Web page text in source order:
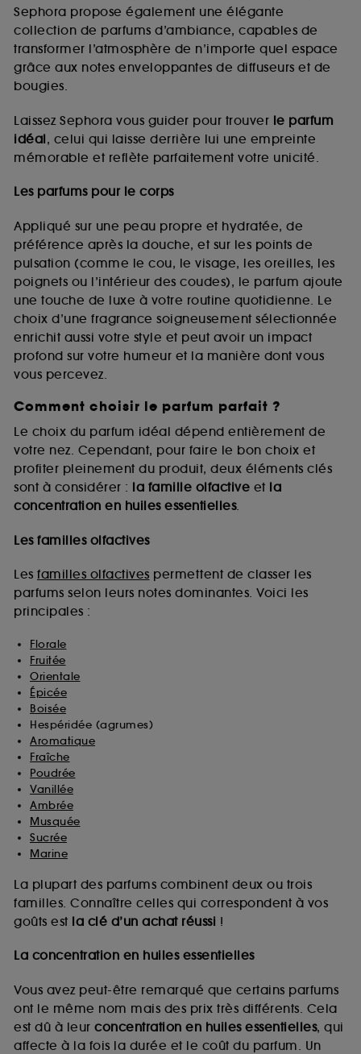
Sephora propose également une élégante
collection de parfums d’ambiance, capables de
transformer l’atmosphère de n’importe quel espace
grâce aux notes enveloppantes de diffuseurs et de
bougies.
Laissez Sephora vous guider pour trouver le parfum
idéal, celui qui laisse derrière lui une empreinte
mémorable et reflète parfaitement votre unicité.
Les parfums pour le corps
Appliqué sur une peau propre et hydratée, de
préférence après la douche, et sur les points de
pulsation (comme le cou, le visage, les oreilles, les
poignets ou l’intérieur des coudes), le parfum ajoute
une touche de luxe à votre routine quotidienne. Le
choix d’une fragrance soigneusement sélectionnée
enrichit aussi votre style et peut avoir un impact
profond sur votre humeur et la manière dont vous
vous percevez.
Comment choisir le parfum parfait ?
Le choix du parfum idéal dépend entièrement de
votre nez. Cependant, pour faire le bon choix et
profiter pleinement du produit, deux éléments clés
sont à considérer : la famille olfactive et la
concentration en huiles essentielles.
Les familles olfactives
Les familles olfactives permettent de classer les
parfums selon leurs notes dominantes. Voici les
principales :
Florale
Fruitée
Orientale
Épicée
Boisée
Hespéridée (agrumes)
Aromatique
Fraîche
Poudrée
Vanillée
Ambrée
Musquée
Sucrée
Marine
La plupart des parfums combinent deux ou trois
familles. Connaître celles qui correspondent à vos
goûts est la clé d’un achat réussi !
La concentration en huiles essentielles
Vous avez peut-être remarqué que certains parfums
ont le même nom mais des prix très différents. Cela
est dû à leur concentration en huiles essentielles, qui
affecte à la fois la durée et le coût du parfum. Un
de vous plaire via des publicités, y compris sur des
sites tiers et sur les réseaux sociaux, sur la base
des pages que vous avez consultées, de votre
navigation, et de l'historique de vos interactions.
d’en améliorer la performance.
Cookies de sécurisation des paiements en ligne :
fraudes aux moyens de paiement et les
usurpations d’identité.
Cookies fonctionnels :il s’agit de cookies
permettant l’affichage et/ou la fourniture de
certaines fonctionnalités du site, tel que les
cookies d’authentification qui sont utilisés afin de
vous faire bénéficier de l’authentification
prolongée vous permettant d’accéder à votre
compte lors de votre prochaine visite sur le site
sans saisir à nouveau votre identifiant et mot de
passe.
A l'exception des cookies techniques, le dépôt et la
lecture de ces traceurs requiert votre accord. Vous
pouvez personnaliser vos choix concernant le dépôt
de ces cookies grâce au bouton "personnaliser mes
choix" ci-dessous ou décider de "tout accepter".
Sephora pourra associer les informations de
navigation collectées par ces Cookies, pour les
collectées ou générées lors de votre activité en ligne
sur "continuer sans accepter". Voous pouvez à tout
moment choisir de retirer votrte consentement. Si vous
souhaitez obtenir plus d'information sur les cookies
utilisés, cliquez